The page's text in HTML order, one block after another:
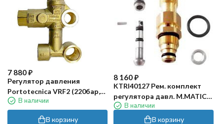
7 880₽
Регулятор давления
Portotecnica VRF2 (220бар,
30л/мин, 1/2"г-3/8"г, X:4.5,
Y:55)
В наличии
В корзину
8 160₽
KTRI40127 Рем. комплект
регулятора давл. M.MATIC
(2840)В наличии
В корзину